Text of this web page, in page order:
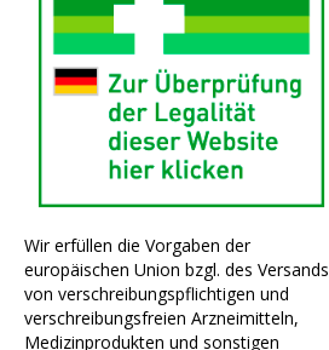
Wir erfüllen die Vorgaben der
europäischen Union bzgl. des Versands
von verschreibungspflichtigen und
verschreibungsfreien Arzneimitteln,
Medizinprodukten und sonstigen